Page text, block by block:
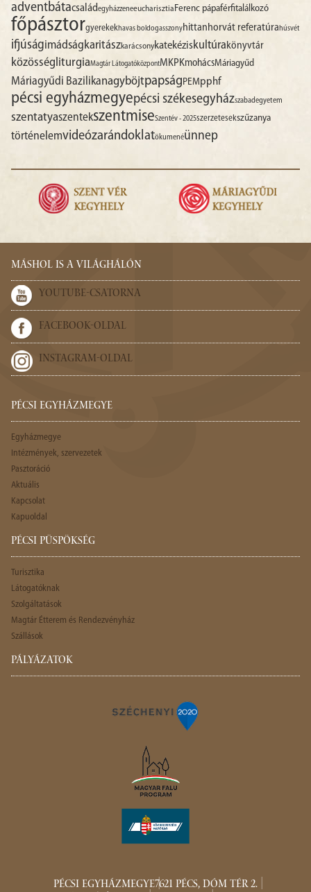
adventbátacsaládegyházzeneeucharisztiaFerenc pápaférfitalálkozó
főpásztorgyerekekhavas boldogasszonyhittanhorvát referatúrahúsvét
ifjúságimádságkaritászkarácsonykatekéziskultúrakönyvtár
közösségliturgiaMagtár LátogatóközpontMKPKmohácsMáriagyűd
Máriagyűdi BazilikanagyböjtpapságPEMpphf
pécsi egyházmegyepécsi székesegyházszabadegyetem
szentatyaszentekszentmiseSzentév - 2025szerzetesekszűzanya
történelemvideózarándoklatökumenéünnep
MÁSHOL IS A VILÁGHÁLÓN
YOUTUBE-CSATORNA
FACEBOOK-OLDAL
INSTAGRAM-OLDAL
PÉCSI EGYHÁZMEGYE
Egyházmegye
Intézmények, szervezetek
Pasztoráció
Aktuális
Kapcsolat
Kapuoldal
PÉCSI PÜSPÖKSÉG
Turisztika
Látogatóknak
Szolgáltatások
Magtár Étterem és Rendezvényház
Szállások
PÁLYÁZATOK
PÉCSI EGYHÁZMEGYE7621 PÉCS, DÓM TÉR 2.